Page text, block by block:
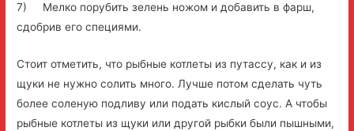
7) Мелко порубить зелень ножом и добавить в фарш,
сдобрив его специями.
Стоит отметить, что рыбные котлеты из путассу, как и из
щуки не нужно солить много. Лучше потом сделать чуть
более соленую подливу или подать кислый соус. А чтобы
рыбные котлеты из щуки или другой рыбки были пышными,